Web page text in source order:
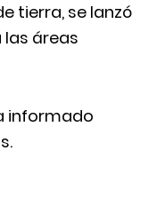
tierra, se lanzó
áreas
informado